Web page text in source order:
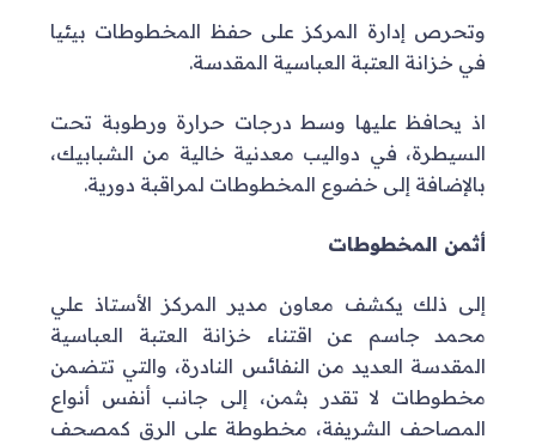
وتحرص إدارة المركز على حفظ المخطوطات بيئيا
في خزانة العتبة العباسية المقدسة.
اذ يحافظ عليها وسط درجات حرارة ورطوبة تحت
السيطرة، في دواليب معدنية خالية من الشبابيك،
بالإضافة إلى خضوع المخطوطات لمراقبة دورية.
أثمن المخطوطات
إلى ذلك يكشف معاون مدير المركز الأستاذ علي
محمد جاسم عن اقتناء خزانة العتبة العباسية
المقدسة العديد من النفائس النادرة، والتي تتضمن
مخطوطات لا تقدر بثمن، إلى جانب أنفس أنواع
المصاحف الشريفة، مخطوطة على الرق كمصحف